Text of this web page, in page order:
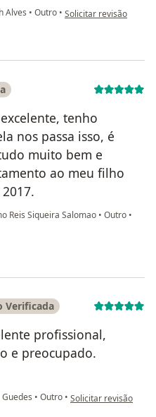
Alves • Outro • na opinião do
Solicitar revisão
tenho
nos passa isso, é
muito bem e
ao meu filho
Reis Siqueira Salomao • Outro •
Verificada
profissional,
e preocupado.
• Outro • na opinião do
Solicitar revisão